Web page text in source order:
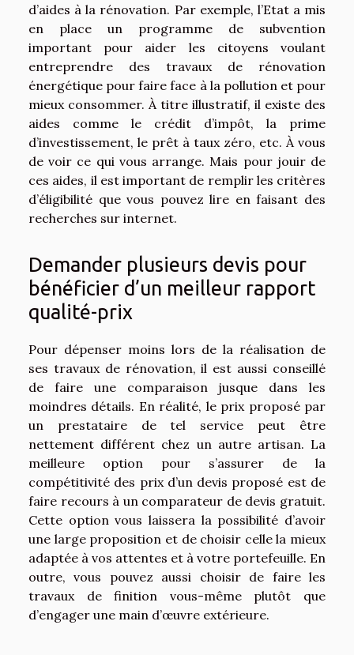
d’aides à la rénovation. Par exemple, l’Etat a mis
en place un programme de subvention
important pour aider les citoyens voulant
entreprendre des travaux de rénovation
énergétique pour faire face à la pollution et pour
mieux consommer. À titre illustratif, il existe des
aides comme le crédit d’impôt, la prime
d’investissement, le prêt à taux zéro, etc. À vous
de voir ce qui vous arrange. Mais pour jouir de
ces aides, il est important de remplir les critères
d’éligibilité que vous pouvez lire en faisant des
recherches sur internet.
Demander plusieurs devis pour
bénéficier d’un meilleur rapport
qualité-prix
Pour dépenser moins lors de la réalisation de
ses travaux de rénovation, il est aussi conseillé
de faire une comparaison jusque dans les
moindres détails. En réalité, le prix proposé par
un prestataire de tel service peut être
nettement différent chez un autre artisan. La
meilleure option pour s’assurer de la
compétitivité des prix d’un devis proposé est de
faire recours à un comparateur de devis gratuit.
Cette option vous laissera la possibilité d’avoir
une large proposition et de choisir celle la mieux
adaptée à vos attentes et à votre portefeuille. En
outre, vous pouvez aussi choisir de faire les
travaux de finition vous-même plutôt que
d’engager une main d’œuvre extérieure.